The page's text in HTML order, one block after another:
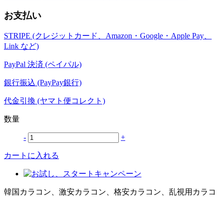
お支払い
STRIPE (クレジットカード、Amazon・Google・Apple Pay、
Link など)
PayPal 決済 (ペイパル)
銀行振込 (PayPay銀行)
代金引換 (ヤマト便コレクト)
数量
- +
カートに入れる
韓国カラコン、激安カラコン、格安カラコン、乱視用カラコ